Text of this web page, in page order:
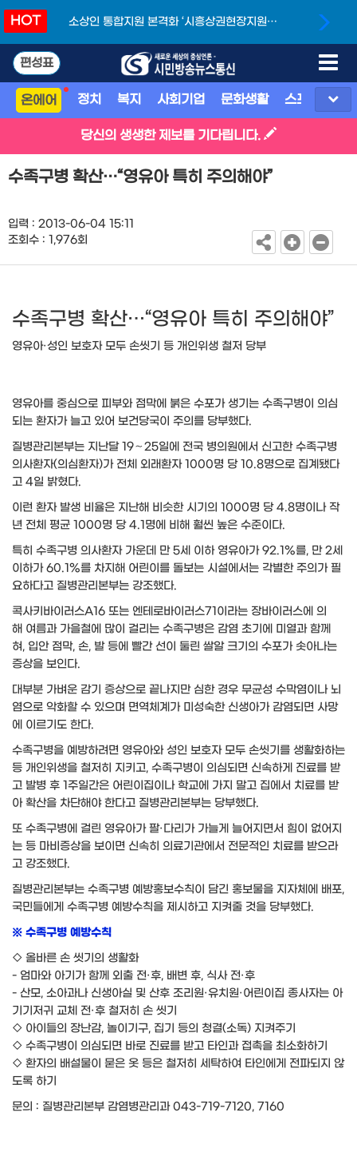
HOT
소상인 통합지원 본격화 ‘시흥상권현장지원단’
편성표
온에어 정치 복지 사회기업 문화생활 스포츠 지
당신의 생생한 제보를 기다립니다.
수족구병 확산…“영유아 특히 주의해야”
입력 : 2013-06-04 15:11
조회수 : 1,976회
수족구병 확산…“영유아 특히 주의해야”
영유아·성인 보호자 모두 손씻기 등 개인위생 철저 당부
영유아를 중심으로 피부와 점막에 붉은 수포가 생기는 수족구병이 의심
되는 환자가 늘고 있어 보건당국이 주의를 당부했다.
질병관리본부는 지난달 19∼25일에 전국 병의원에서 신고한 수족구병
의사환자(의심환자)가 전체 외래환자 1000명 당 10.8명으로 집계됐다
고 4일 밝혔다.
이런 환자 발생 비율은 지난해 비슷한 시기의 1000명 당 4.8명이나 작
년 전체 평균 1000명 당 4.1명에 비해 훨씬 높은 수준이다.
특히 수족구병 의사환자 가운데 만 5세 이하 영유아가 92.1%를, 만 2세
이하가 60.1%를 차지해 어린이를 돌보는 시설에서는 각별한 주의가 필
요하다고 질병관리본부는 강조했다.
콕사키바이러스A16 또는 엔테로바이러스71이라는 장바이러스에 의
해 여름과 가을철에 많이 걸리는 수족구병은 감염 초기에 미열과 함께
혀, 입안 점막, 손, 발 등에 빨간 선이 둘린 쌀알 크기의 수포가 솟아나는
증상을 보인다.
대부분 가벼운 감기 증상으로 끝나지만 심한 경우 무균성 수막염이나 뇌
염으로 악화할 수 있으며 면역체계가 미성숙한 신생아가 감염되면 사망
에 이르기도 한다.
수족구병을 예방하려면 영유아와 성인 보호자 모두 손씻기를 생활화하는
등 개인위생을 철저히 지키고, 수족구병이 의심되면 신속하게 진료를 받
고 발병 후 1주일간은 어린이집이나 학교에 가지 말고 집에서 치료를 받
아 확산을 차단해야 한다고 질병관리본부는 당부했다.
또 수족구병에 걸린 영유아가 팔·다리가 가늘게 늘어지면서 힘이 없어지
는 등 마비증상을 보이면 신속히 의료기관에서 전문적인 치료를 받으라
고 강조했다.
질병관리본부는 수족구병 예방홍보수칙이 담긴 홍보물을 지자체에 배포,
국민들에게 수족구병 예방수칙을 제시하고 지켜줄 것을 당부했다.
※ 수족구병 예방수칙
◇ 올바른 손 씻기의 생활화
- 엄마와 아기가 함께 외출 전·후, 배변 후, 식사 전·후
- 산모, 소아과나 신생아실 및 산후 조리원·유치원·어린이집 종사자는 아
기기저귀 교체 전·후 철저히 손 씻기
◇ 아이들의 장난감, 놀이기구, 집기 등의 청결(소독) 지켜주기
◇ 수족구병이 의심되면 바로 진료를 받고 타인과 접촉을 최소화하기
◇ 환자의 배설물이 묻은 옷 등은 철저히 세탁하여 타인에게 전파되지 않
도록 하기
문의 : 질병관리본부 감염병관리과 043-719-7120, 7160